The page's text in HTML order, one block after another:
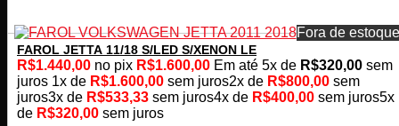
Fora de estoque
FAROL JETTA 11/18 S/LED S/XENON LE
R$1.440,00 no pix R$1.600,00 Em até 5x de R$320,00 sem
juros 1x de R$1.600,00 sem juros2x de R$800,00 sem
juros3x de R$533,33 sem juros4x de R$400,00 sem juros5x
de R$320,00 sem juros